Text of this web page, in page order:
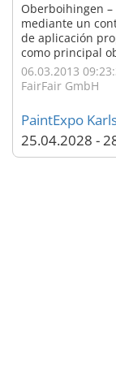
Oberboihingen
mediante un
de aplicación
como principal
sea lo más
también una
06.03.2013
FairFair GmbH
PaintExpo
25.04.2028 -